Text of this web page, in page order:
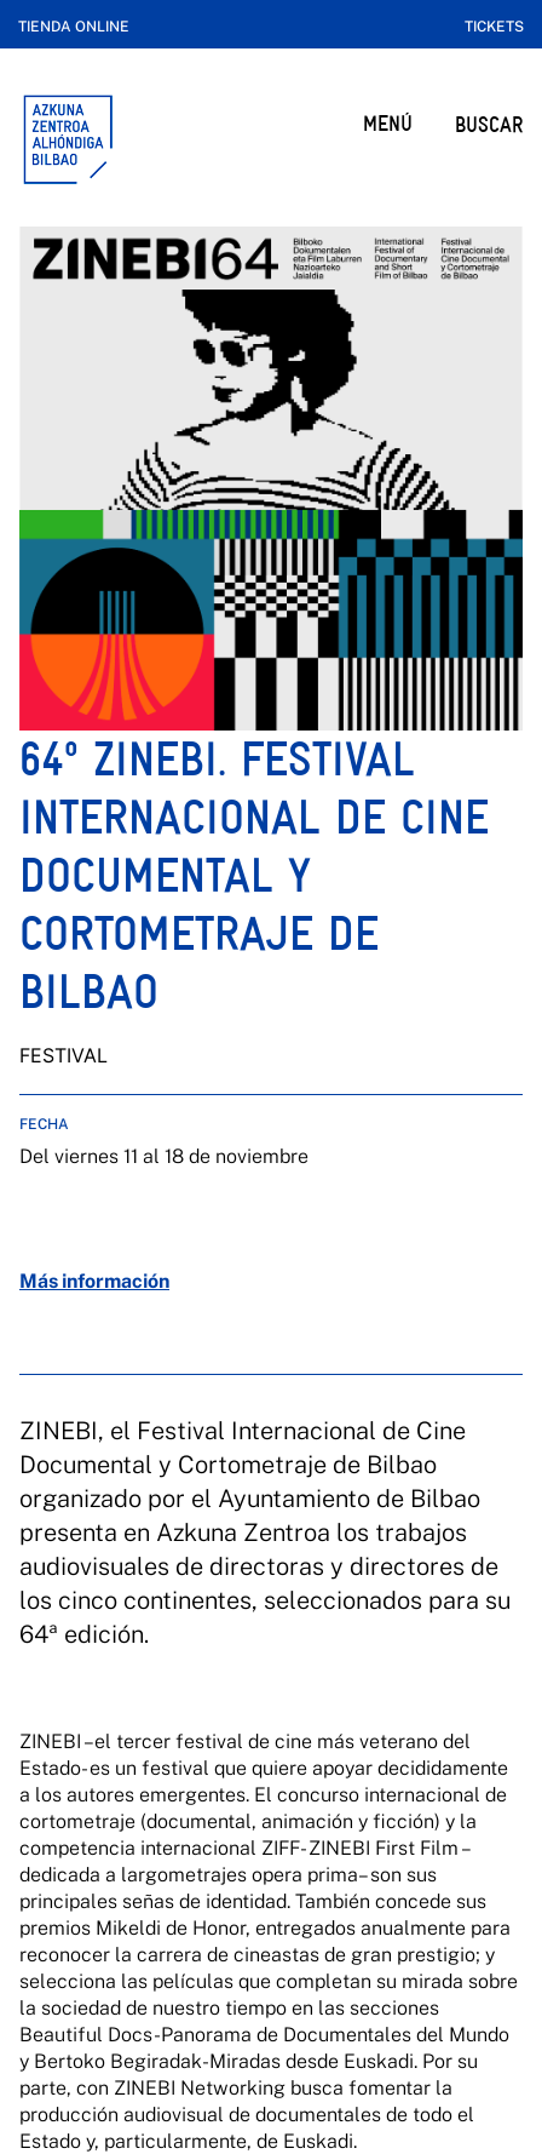
TIENDA ONLINE TICKETS
MENÚ BUSCAR
64º ZINEBI. FESTIVAL
INTERNACIONAL DE CINE
DOCUMENTAL Y
CORTOMETRAJE DE
BILBAO
FESTIVAL
FECHA
Del viernes 11 al 18 de noviembre
Más información
ZINEBI, el Festival Internacional de Cine
Documental y Cortometraje de Bilbao
organizado por el Ayuntamiento de Bilbao
presenta en Azkuna Zentroa los trabajos
audiovisuales de directoras y directores de
los cinco continentes, seleccionados para su
64ª edición.
ZINEBI –el tercer festival de cine más veterano del
Estado- es un festival que quiere apoyar decididamente
a los autores emergentes. El concurso internacional de
cortometraje (documental, animación y ficción) y la
competencia internacional ZIFF- ZINEBI First Film –
dedicada a largometrajes opera prima– son sus
principales señas de identidad. También concede sus
premios Mikeldi de Honor, entregados anualmente para
reconocer la carrera de cineastas de gran prestigio; y
selecciona las películas que completan su mirada sobre
la sociedad de nuestro tiempo en las secciones
Beautiful Docs-Panorama de Documentales del Mundo
y Bertoko Begiradak-Miradas desde Euskadi. Por su
parte, con ZINEBI Networking busca fomentar la
producción audiovisual de documentales de todo el
Estado y, particularmente, de Euskadi.